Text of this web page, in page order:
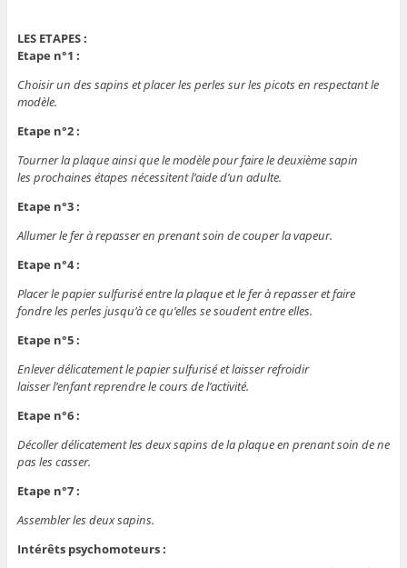
LES ETAPES :
Etape n°1 :
Choisir un des sapins et placer les perles sur les picots en respectant le
modèle.
Etape n°2 :
Tourner la plaque ainsi que le modèle pour faire le deuxième sapin
les prochaines étapes nécessitent l’aide d’un adulte.
Etape n°3 :
Allumer le fer à repasser en prenant soin de couper la vapeur.
Etape n°4 :
Placer le papier sulfurisé entre la plaque et le fer à repasser et faire
fondre les perles jusqu’à ce qu’elles se soudent entre elles.
Etape n°5 :
Enlever délicatement le papier sulfurisé et laisser refroidir
laisser l’enfant reprendre le cours de l’activité.
Etape n°6 :
Décoller délicatement les deux sapins de la plaque en prenant soin de ne
pas les casser.
Etape n°7 :
Assembler les deux sapins.
Intérêts psychomoteurs :